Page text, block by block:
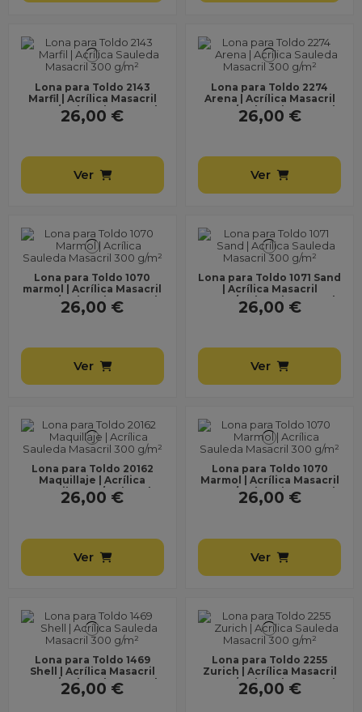
Lona para Toldo 2143
Marfil | Acrílica Masacril
300 g/m² | Ancho 1,20 m |
Lona sin...
26,00 €
Ver
Lona para Toldo 2274
Arena | Acrílica Masacril
300 g/m² | Ancho 1,20 m |
Lona sin...
26,00 €
Ver
Lona para Toldo 1070
marmol | Acrílica Masacril
300 g/m² | Ancho 1,20 m |
Lona sin...
26,00 €
Ver
Lona para Toldo 1071 Sand
| Acrílica Masacril
300 g/m² | Ancho 1,20 m |
Lona sin...
26,00 €
Ver
Lona para Toldo 20162
Maquillaje | Acrílica
Masacril 300 g/m² | Ancho
1,20 m | Lona sin...
26,00 €
Ver
Lona para Toldo 1070
Marmol | Acrílica Masacril
300 g/m² | Ancho 1,20 m |
Lona sin...
26,00 €
Ver
Lona para Toldo 1469
Shell | Acrílica Masacril
300 g/m² | Ancho 1,20 m |
Lona sin...
26,00 €
Lona para Toldo 2255
Zurich | Acrílica Masacril
300 g/m² | Ancho 1,20 m |
Lona sin...
26,00 €